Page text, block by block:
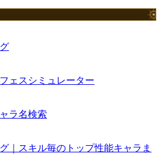
ェスシミュレーター
ラ名検索
｜スキル毎のトップ性能キャラま